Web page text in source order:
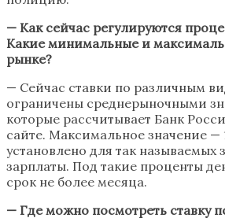
— Как сейчас регулируются
Какие минимальные и
рынке?
— Сейчас ставки по различным
ограничены среднерыночными
которые рассчитывает Банк
сайте. Максимальное значение —
установлено для так называемых
зарплаты. Под такие проценты
срок не более месяца.
— Где можно посмотреть ставку